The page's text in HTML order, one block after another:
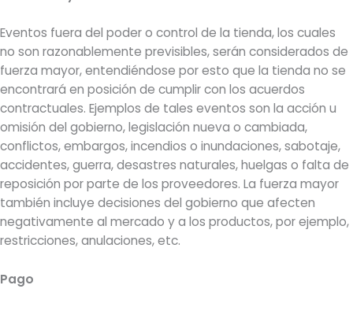
Eventos fuera del poder o control de la tienda, los cuales
no son razonablemente previsibles, serán considerados de
fuerza mayor, entendiéndose por esto que la tienda no se
encontrará en posición de cumplir con los acuerdos
contractuales. Ejemplos de tales eventos son la acción u
omisión del gobierno, legislación nueva o cambiada,
conflictos, embargos, incendios o inundaciones, sabotaje,
accidentes, guerra, desastres naturales, huelgas o falta de
reposición por parte de los proveedores. La fuerza mayor
también incluye decisiones del gobierno que afecten
negativamente al mercado y a los productos, por ejemplo,
restricciones, anulaciones, etc.
Pago